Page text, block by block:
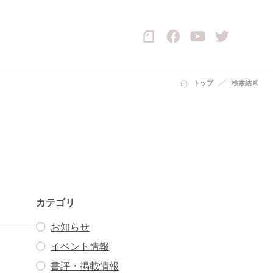
トップ 検索結果
カテゴリ
お知らせ
イベント情報
書評・掲載情報